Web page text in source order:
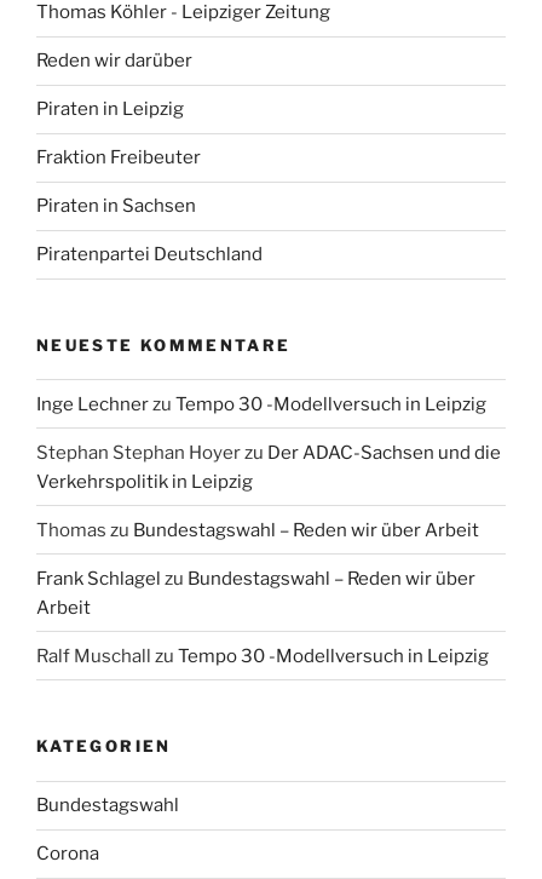
Thomas Köhler - Leipziger Zeitung
Reden wir darüber
Piraten in Leipzig
Fraktion Freibeuter
Piraten in Sachsen
Piratenpartei Deutschland
NEUESTE KOMMENTARE
Inge Lechnerzu Tempo 30 -Modellversuch in Leipzig
Stephan Stephan Hoyerzu Der ADAC-Sachsen und die
Verkehrspolitik in Leipzig
Thomas zu Bundestagswahl – Reden wir über Arbeit
Frank Schlagel zu Bundestagswahl – Reden wir über
Arbeit
Ralf Muschall zu Tempo 30 -Modellversuch in Leipzig
KATEGORIEN
Bundestagswahl
Corona